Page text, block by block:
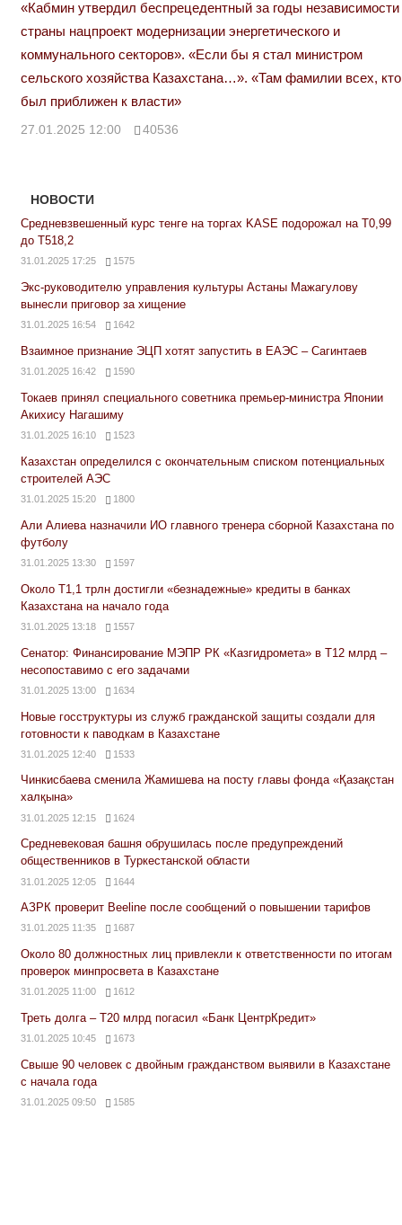
«Кабмин утвердил беспрецедентный за годы независимости
страны нацпроект модернизации энергетического и
коммунального секторов». «Если бы я стал министром
сельского хозяйства Казахстана…». «Там фамилии всех, кто
был приближен к власти»
27.01.2025 12:00 40536
НОВОСТИ
Средневзвешенный курс тенге на торгах KASE подорожал на Т0,99
до Т518,2
31.01.2025 17:25 1575
Экс-руководителю управления культуры Астаны Мажагулову
вынесли приговор за хищение
31.01.2025 16:54 1642
Взаимное признание ЭЦП хотят запустить в ЕАЭС – Сагинтаев
31.01.2025 16:42 1590
Токаев принял специального советника премьер-министра Японии
Акихису Нагашиму
31.01.2025 16:10 1523
Казахстан определился с окончательным списком потенциальных
строителей АЭС
31.01.2025 15:20 1800
Али Алиева назначили ИО главного тренера сборной Казахстана по
футболу
31.01.2025 13:30 1597
Около Т1,1 трлн достигли «безнадежные» кредиты в банках
Казахстана на начало года
31.01.2025 13:18 1557
Сенатор: Финансирование МЭПР РК «Казгидромета» в Т12 млрд –
несопоставимо с его задачами
31.01.2025 13:00 1634
Новые госструктуры из служб гражданской защиты создали для
готовности к паводкам в Казахстане
31.01.2025 12:40 1533
Чинкисбаева сменила Жамишева на посту главы фонда «Қазақстан
халқына»
31.01.2025 12:15 1624
Средневековая башня обрушилась после предупреждений
общественников в Туркестанской области
31.01.2025 12:05 1644
АЗРК проверит Beeline после сообщений о повышении тарифов
31.01.2025 11:35 1687
Около 80 должностных лиц привлекли к ответственности по итогам
проверок минпросвета в Казахстане
31.01.2025 11:00 1612
Треть долга – Т20 млрд погасил «Банк ЦентрКредит»
31.01.2025 10:45 1673
Свыше 90 человек с двойным гражданством выявили в Казахстане
с начала года
31.01.2025 09:50 1585